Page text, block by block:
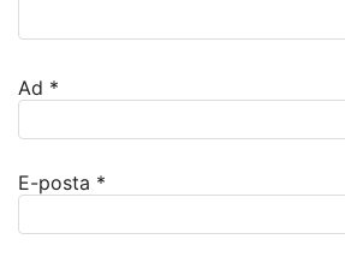
Ad *
E-posta *